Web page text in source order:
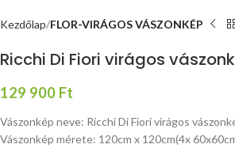
Kezdőlap FLOR-VIRÁGOS VÁSZONKÉP
Ricchi Di Fiori virágos
129 900 Ft
Vászonkép neve: Ricchi Di Fiori virágos
Vászonkép mérete: 120cm x 120cm(4x